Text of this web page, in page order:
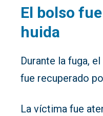
El bolso
huida
Durante la fuga,
fue recuperado
La víctima fue